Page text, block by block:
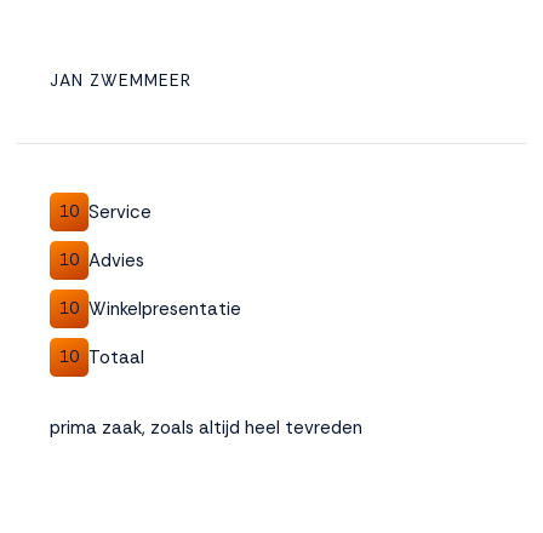
JAN ZWEMMEER
10 Service
10 Advies
10 Winkelpresentatie
10 Totaal
prima zaak, zoals altijd heel tevreden